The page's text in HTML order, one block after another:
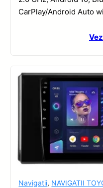
CarPlay/Android Auto
Navigatii, NAVIGATII